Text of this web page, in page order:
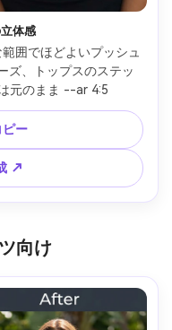
体感
囲でほどよいプッシュ
ズ、トップスのステッ
元のまま --ar 4:5
ピー
↗
向け